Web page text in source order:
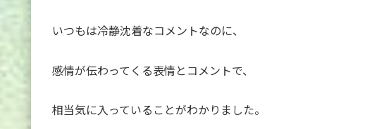
いつもは冷静沈着なコメントなのに、
感情が伝わってくる表情とコメントで、
相当気に入っていることがわかりました。